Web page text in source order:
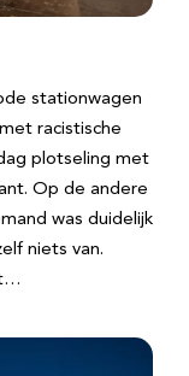
stationwagen
racistische
plotseling met
Op de andere
was duidelijk
niets van.